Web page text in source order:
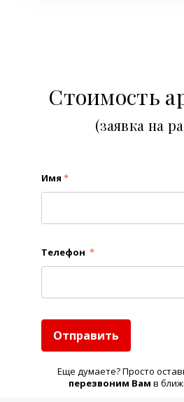
Стоимость
(заявка на
Имя *
Телефон *
Отправить
Еще думаете? Просто
перезвоним Вам в